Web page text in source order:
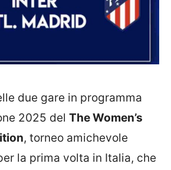
due gare in programma
2025 del The Women’s
, torneo amichevole
la prima volta in Italia, che